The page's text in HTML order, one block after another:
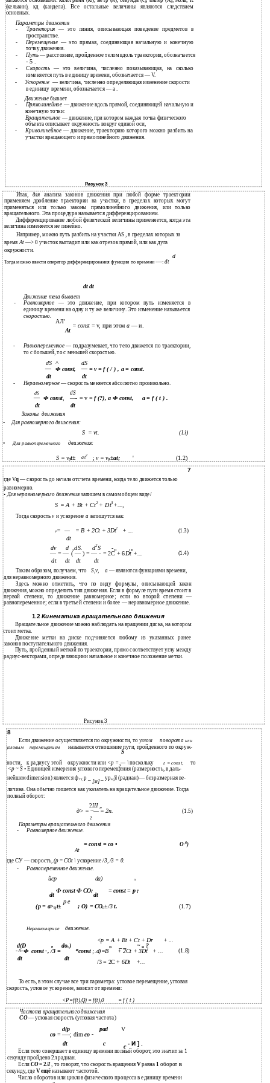
(кельвин), кд (кандела). Все остальные величины являются следствием
основных.
Параметры движения
-
Траектория— это линия, описывающая поведение предметов в
пространстве.
-
Перемещение — это прямая, соединяющая начальную и конечную
точку движения.
- Путь— расстояние, пройденное телом вдоль траектории, обозначается
- 5 .
- Скорость — это величина, численно показывающая, на сколько
изменяется путь в единицу времени, обозначается — V.
-
Ускорение — величина, численно определяющая изменение скорости
в единицу времени, обозначается — а .
Движениебывает
- Прямолинейное — движение вдоль прямой, соединяющей начальную и
конечную точки:
Вращательное — движение, при котором каждая точка физического
объекта описывает окружность вокруг единой оси,
- Криволинейное— движение, траекторию которого можно разбить на
участки вращающего и прямолинейного движения.
Рисунок 3
Итак, для анализа законов движения при любой форме траектории
применяем дробление траектории на участки, в пределах которых могут
применяться или только законы прямолинейного движения, или только
вращательного. Эта процедура называется дифференцированием.
Дифференцирование любой физической величины применяется, когда эта
величина изменяется не линейно.
Например, можно путь разбить на участки AS , в пределах которых за
время At—> 0 участок выгладит или как отрезок прямой, или как дуга
окружности.
d
Тогда можно ввести оператор дифференцирования функции по времени -—:dt
dt dt
Движение тела бывает
- Равномерное — это движение, при котором путь изменяется в
единицу времени на одну и ту же величину. Это изменение называется
скоростью.
АЛ'
At
= const = v, при этома — и.
- Равнопеременное— подразумевает, что тело движется по траектории,
то с большей, то с меньшей скоростью.
dS
^ dS
— Ф const, — = v = f ( / ) , а = const.
dt dt
- Неравномерное— скорость меняется абсолютно произвольно.
dS
Ф const,
dS
а = f ( t ) .
— —- = v = f (?), а Ф const,
dt
dt
Законы движения
•
Для равномерного движения:
S = vt.
(l.i)
•
Для равнопеременного движения:
S = v0t± at2 ;v = v0±at; ' (1.2)
7
где Vq— скорость до начала отсчета времени, когда тело движется только
равномерно.
• Для неравномерного движениязапишем в самом общем виде/
S = A + Bt + Ct2 + Dt3+...,
Тогда скоростьv и ускорение а запишутся как:
v= — = B + 2Ct + 3Dt2 + ... (1.3)
dt
dv d ,dS. d2S -„ ,„
(1.4)
— = — ( — ) = — - = 2С + 6Dt +...
dt
dt dt dt
Таким образом, получаем, что S,v, а — являются функциями времени,
для неравномерного движения.
Здесь можно отметить, что по виду формулы, описывающей закон
движения, можно определить тип движения. Если в формуле пуги время стоит в
первой степени, то движение равномерное; если во второй степени —
равнопеременное; если в третьей степени и более — неравномерное движение.
1.2Кинематика вращательного движения
Вращательное движение можно наблюдать на вращении диска, на котором
стоит метка.
Движение метки на диске подчиняется любому из указанных ранее
законов поступательного движения.
Путь, пройденный меткой по траектории, прямо соответствует углу между
радиус-векторами, определяющими начальное и конечное положение метки.
Рисунок 3
8
Если движение осуществляется по окружности, тоуглом поворота или
угловым перемещением
называется отношение пути, пройденного по окруж-
S
ности,
к радиусу этой окружности или <р =г— \поскольку г = const, то
<р ~ S •Единицей измерения углового перемещения (размерность, в даль-
нейшем dimension) является фт ( р _
[м]
_ ура()] (радиан) — безразмерная ве-
личина. Она обычно пишется как указатель на вращательное движение. Тогда
полный оборот:
2Ш„
(1.5)
д> = ~— = 2п.
г
Параметры вращательного движения
- Равномерное движение.
= const = со • О-6)
At
где СУ — скорость,(р=COt \ ускорение/3, /3 = 0.
- Равнопеременное движение.
йср da) п
dt
Ф const Ф СО;
dt
= const = р ;
(p = a>Qt±
р е
; О) = СО0±/3t. (1.7)
Неравномерное движение.
<p = A + Bt + Ct + Dr
+ ...
d(D
п do.) „ ~ „ ?
(1.8)
-^-Ф const -, /3 = *const ;.d)=B + 2Ct + 3Dtl + ...
dt dt
/3 = 2C + 6Dt +...
To есть, в этом случае все три параметра: угловое перемещение, угловая
скорость, угловое ускорение, зависят от времени:
<P=f{t),Q) = f{t),0
= f { t )
Частота вращательного движения
СО— угловая скорость (угловая частота)
d(p pad V
со= —-; dimсо -
с с- И ] .
dt
Если тело совершает в единицу времени полный оборот, это значит за 1
секунду пройдено 2л радиан.
ЕслиСО=2Л, то говорят, что скорость вращенияVравна1оборот в
секунду, гдеV ещёназывают частотой.
Число оборотов или циклов физического процесса в единицу времени